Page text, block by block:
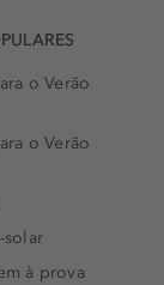
o Verão
o Verão
solar
à prova